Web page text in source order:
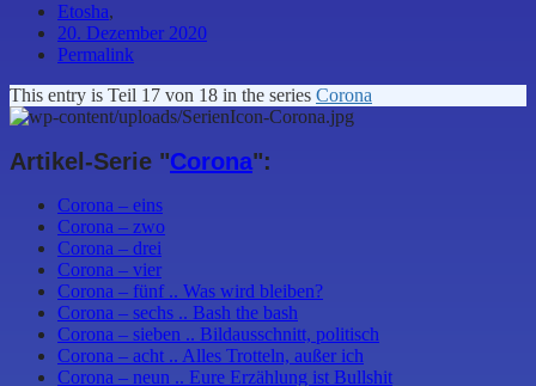
Etosha,
20. Dezember 2020
Permalink
This entry is Teil 17 von 18 in the series Corona
Artikel-Serie "Corona":
Corona – eins
Corona – zwo
Corona – drei
Corona – vier
Corona – fünf .. Was wird bleiben?
Corona – sechs .. Bash the bash
Corona – sieben .. Bildausschnitt, politisch
Corona – acht .. Alles Trotteln, außer ich
Corona – neun .. Eure Erzählung ist Bullshit